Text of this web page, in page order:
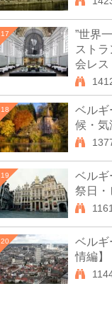
17
”世界
スト
会レス
18
ベルギ
候・気
19
ベルギ
祭日・
20
ベルギ
情編】